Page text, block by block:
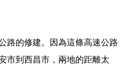
路的修建。因為這條高速公路
市到西昌市，兩地的距離太